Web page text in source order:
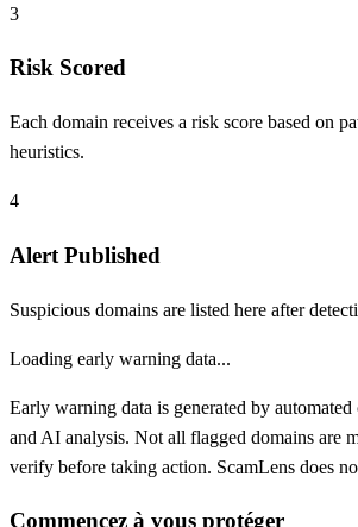
3
Risk Scored
Each domain receives a risk score based on
heuristics.
4
Alert Published
Suspicious domains are listed here after
Loading early warning data...
Early warning data is generated by
and AI analysis. Not all flagged domains are
verify before taking action. ScamLens does
Commencez à vous protéger